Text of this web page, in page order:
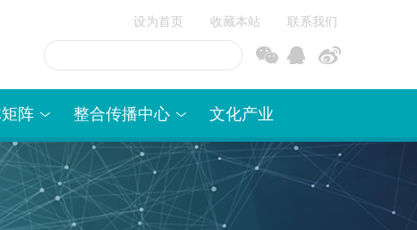
设为首页 收藏本站 联系我们
阵 整合传播中心 文化产业